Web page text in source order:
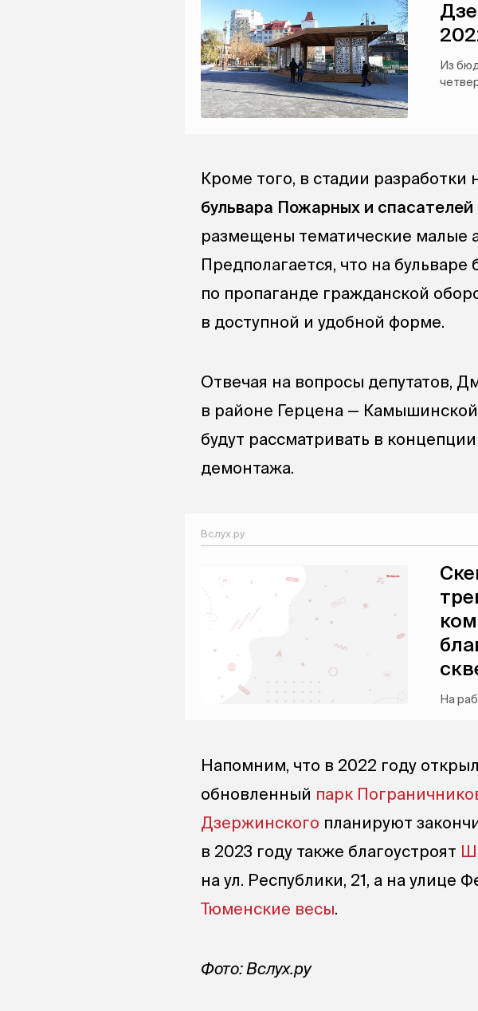
Из
Кроме того, в стадии разработки
бульвара Пожарных и спасателей
размещены тематические малые
Предполагается, что на
по пропаганде гражданской
в доступной и удобной форме.
Отвечая на вопросы депутатов,
в районе Герцена —
будут рассматривать в
демонтажа.
Вслух.ру
На
Напомним, что в 2022 году
обновленный парк
Дзержинского планируют
в 2023 году также благоустроят
на ул. Республики, 21, а на улице
Тюменские весы.
Фото: Вслух.ру